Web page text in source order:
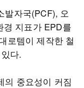
발자국(PCF), 오
지표가 EPD를
로템이 제작한 철
다.
의 중요성이 커짐